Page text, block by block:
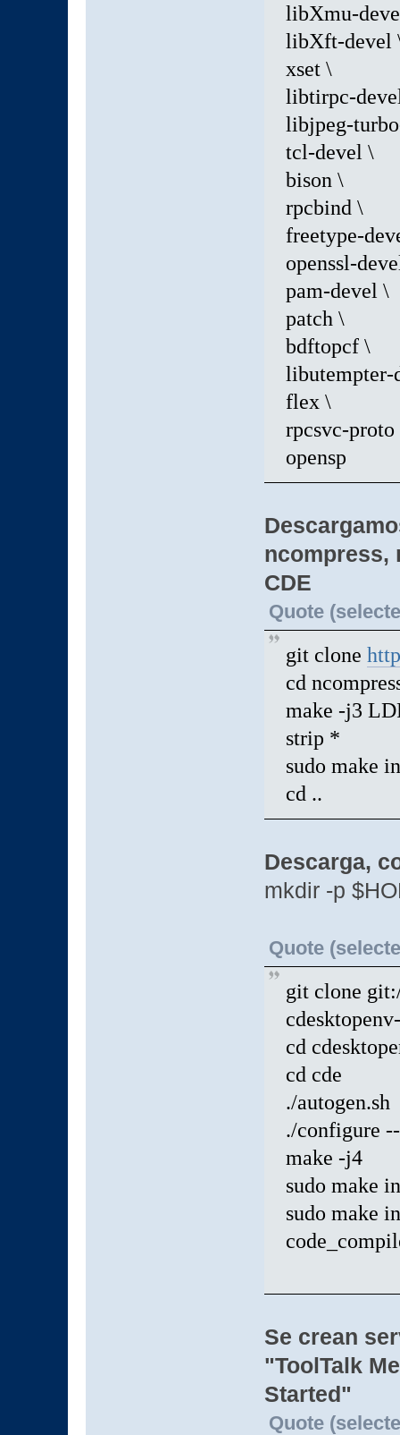
libXmu-
libXft-devel
xset \
libtirpc-
libjpeg-
tcl-devel \
bison \
rpcbind \
freetype-
openssl-
pam-devel \
patch \
bdftopcf \
libutempter-
flex \
rpcsvc-proto
opensp
ncompress,
CDE
Quote
git clone
cd
make -j3
strip *
sudo make
cd ..
Descarga,
mkdir -p
Quote
git clone
cd
cd cde
./autogen.sh
./configure
make -j4
sudo make
sudo make
Se crean
"ToolTalk
Started"
Quote